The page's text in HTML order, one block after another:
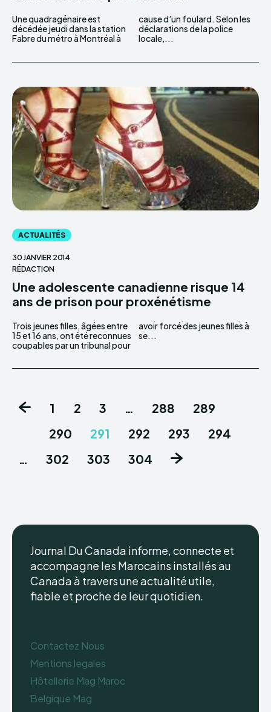
Une quadragénaire est
décédée jeudi dans la station
Fabre du métro à Montréal à
cause d'un foulard. Selon les
déclarations de la police
locale,...
ACTUALITÉS
30 JANVIER 2014
RÉDACTION
Une adolescente canadienne risque 14
ans de prison pour proxénétisme
Trois jeunes filles, âgées entre
15 et 16 ans, ont été reconnues
coupables par un tribunal pour
avoir forcé des jeunes filles à
se...
1 2 3 … 288
289
290
291 292 293
294
…
302 303 304
Journal Du Canada informe, connecte et
accompagne les Marocains installés au
Canada à travers une actualité utile,
fiable et proche de leur quotidien.
Contactez Nous
Mentions legales
Hôtellerie Mag Maroc
Belgique Mag